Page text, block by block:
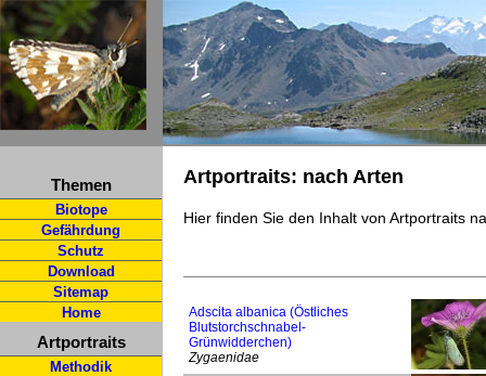
Themen
Biotope
Gefährdung
Schutz
Download
Sitemap
Home
Artportraits
Methodik
Artportraits: nach Arten
Hier finden Sie den Inhalt von Artportraits
Adscita albanica (Östliches
Blutstorchschnabel-
Grünwidderchen)
Zygaenidae